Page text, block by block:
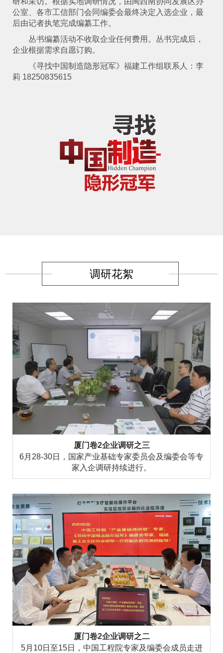
公室、各市工信部门会同编委会最终决定入选企业，最
后由记者执笔完成编纂工作。
丛书编纂活动不收取企业任何费用。丛书完成后，
企业根据需求自愿订购。
《寻找中国制造隐形冠军》福建工作组联系人：李
莉 18250835615
调研花絮
厦门卷2企业调研之三
6月28-30日，国家产业基础专家委员会及编委会等专
家入企调研持续进行。
厦门卷2企业调研之二
5月10日至15日，中国工程院专家及编委会成员走进